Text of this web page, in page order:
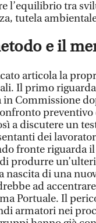
l’equilibrio tra
tutela
e il
articola la
Il primo
in Commissione
preventivo
a discutere un
dei
fronte riguarda
produrre
nascita di una
ad
Portuale. Il
armatori nei